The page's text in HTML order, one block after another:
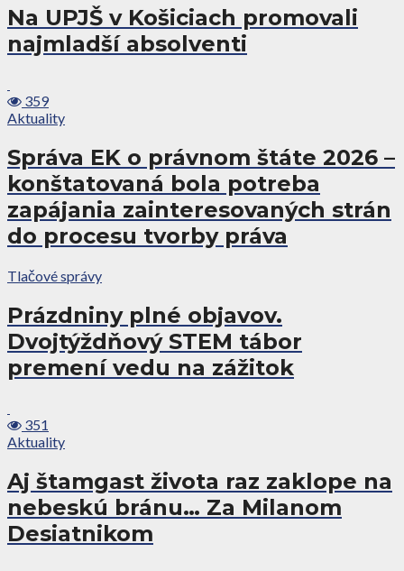
Na UPJŠ v Košiciach promovali
najmladší absolventi
359
Aktuality
Správa EK o právnom štáte 2026 –
konštatovaná bola potreba
zapájania zainteresovaných strán
do procesu tvorby práva
Tlačové správy
Prázdniny plné objavov.
Dvojtýždňový STEM tábor
premení vedu na zážitok
351
Aktuality
Aj štamgast života raz zaklope na
nebeskú bránu… Za Milanom
Desiatnikom